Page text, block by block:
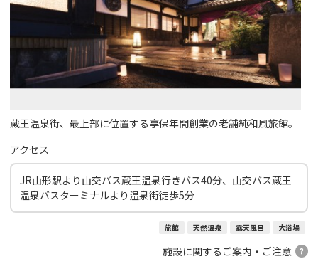
蔵王温泉街、最上部に位置する享保年間創業の老舗純和風旅館。
アクセス
JR山形駅より山交バス蔵王温泉行きバス40分、山交バス蔵王
温泉バスターミナルより温泉街徒歩5分
旅館 天然温泉 露天風呂 大浴場
施設に関するご案内・ご注意